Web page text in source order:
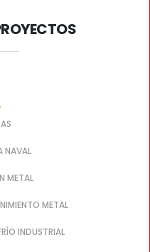
NAVAL
METAL
METAL
INDUSTRIAL